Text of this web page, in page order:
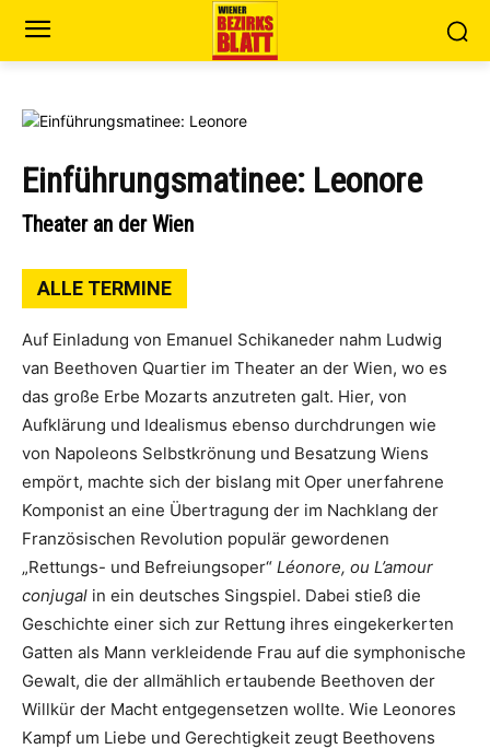
Einführungsmatinee: Leonore
Theater an der Wien
ALLE TERMINE
Auf Einladung von Emanuel Schikaneder nahm Ludwig
van Beethoven Quartier im Theater an der Wien, wo es
das große Erbe Mozarts anzutreten galt. Hier, von
Aufklärung und Idealismus ebenso durchdrungen wie
von Napoleons Selbstkrönung und Besatzung Wiens
empört, machte sich der bislang mit Oper unerfahrene
Komponist an eine Übertragung der im Nachklang der
Französischen Revolution populär gewordenen
„Rettungs- und Befreiungsoper“ Léonore, ou L’amour
conjugal in ein deutsches Singspiel. Dabei stieß die
Geschichte einer sich zur Rettung ihres eingekerkerten
Gatten als Mann verkleidende Frau auf die symphonische
Gewalt, die der allmählich ertaubende Beethoven der
Willkür der Macht entgegensetzen wollte. Wie Leonores
Kampf um Liebe und Gerechtigkeit zeugt Beethovens